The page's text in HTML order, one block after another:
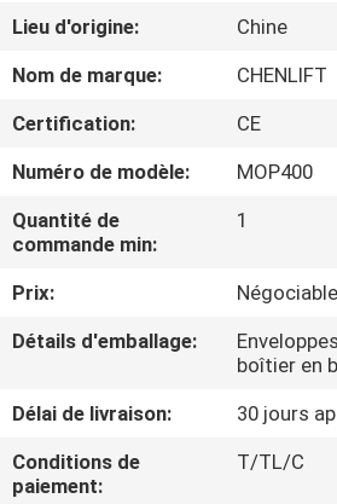
À
PROPOS
NOUS
DE
L'USINE
CONTRÔLE
DE
Lieu d'origine:
Chine
Nom de marque:
CHENLIFT
Certification:
CE
Numéro de modèle:
MOP400
Quantité de
commande min:
1
Prix:
Négociable
Détails d'emballage:
boîtier en
Délai de livraison:
30 jours
Conditions de
paiement:
T/TL/C